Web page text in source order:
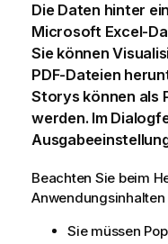
Die Daten hinter
Microsoft Excel-
Sie können
PDF-Dateien
Storys können als
werden. Im
Beachten Sie beim
Anwendung
Sie müssen